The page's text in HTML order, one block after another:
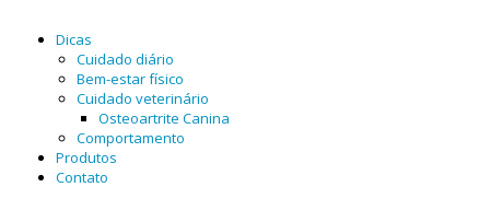
Dicas
Cuidado diário
Bem-estar físico
Cuidado veterinário
Osteoartrite Canina
Comportamento
Produtos
Contato